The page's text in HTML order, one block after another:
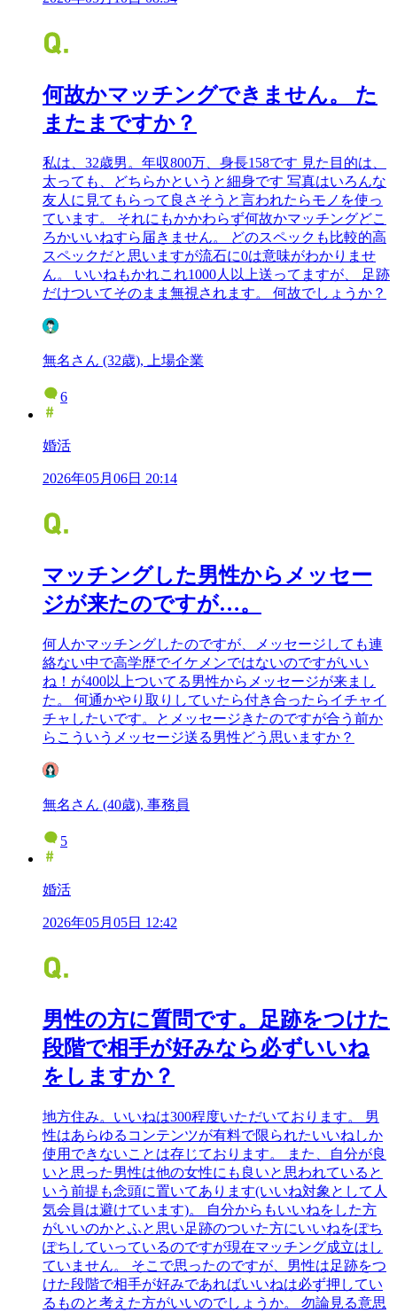
何故かマッチングできません。 た
またまですか？
私は、32歳男。年収800万、身長158です 見た目的は、
太っても、どちらかというと細身です 写真はいろんな
友人に見てもらって良さそうと言われたらモノを使っ
ています。 それにもかかわらず何故かマッチングどこ
ろかいいねすら届きません。 どのスペックも比較的高
スペックだと思いますが流石に0は意味がわかりませ
ん。 いいねもかれこれ1000人以上送ってますが、 足跡
だけついてそのまま無視されます。 何故でしょうか？
無名さん (32歳), 上場企業
6
婚活
2026年05月06日 20:14
マッチングした男性からメッセー
ジが来たのですが…。
何人かマッチングしたのですが、メッセージしても連
絡ない中で高学歴でイケメンではないのですがいい
ね！が400以上ついてる男性からメッセージが来まし
た。 何通かやり取りしていたら付き合ったらイチャイ
チャしたいです。とメッセージきたのですが合う前か
らこういうメッセージ送る男性どう思いますか？
無名さん (40歳), 事務員
5
婚活
2026年05月05日 12:42
男性の方に質問です。足跡をつけた
段階で相手が好みなら必ずいいね
をしますか？
地方住み。いいねは300程度いただいております。 男
性はあらゆるコンテンツが有料で限られたいいねしか
使用できないことは存じております。 また、自分が良
いと思った男性は他の女性にも良いと思われていると
いう前提も念頭に置いてあります(いいね対象として人
気会員は避けています)。 自分からもいいねをした方
がいいのかとふと思い足跡のついた方にいいねをぽち
ぽちしていっているのですが現在マッチング成立はし
ていません。 そこで思ったのですが、男性は足跡をつ
けた段階で相手が好みであればいいねは必ず押してい
るものと考えた方がいいのでしょうか。 勿論見る意思